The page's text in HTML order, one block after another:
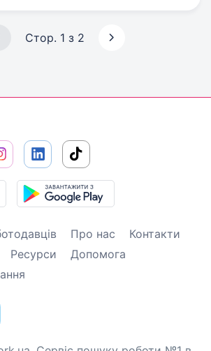
Стор. 1 з 2
Про нас
Контакти
Ресурси
Допомога